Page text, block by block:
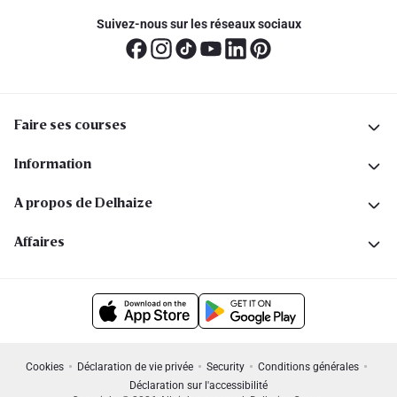
Suivez-nous sur les réseaux sociaux
Faire ses courses
Information
A propos de Delhaize
Affaires
Cookies Déclaration de vie privée Security
Conditions générales
Déclaration sur l'accessibilité